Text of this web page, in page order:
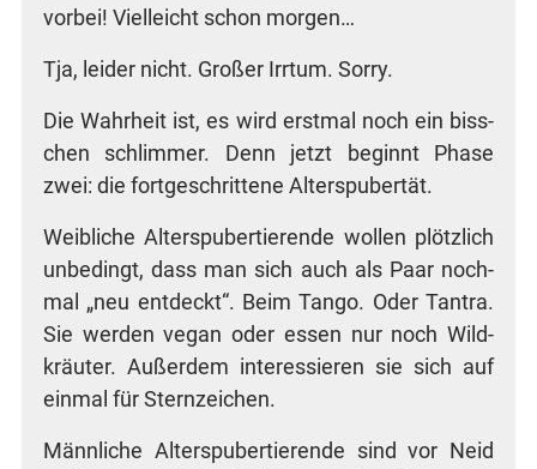
vor­bei! Viel­leicht schon morgen…
Tja, lei­der nicht. Gro­ßer Irr­tum. Sorry.
Die Wahr­heit ist, es wird erst­mal noch ein biss­
chen schlim­mer. Denn jetzt beginnt Pha­se
zwei: die fort­ge­schrit­te­ne Alterspubertät.
Weib­li­che Alters­pu­ber­tie­ren­de wol­len plötz­lich
unbe­dingt, dass man sich auch als Paar noch­
mal „neu ent­deckt“. Beim Tan­go. Oder Tan­tra.
Sie wer­den vegan oder essen nur noch Wild­
kräu­ter. Außer­dem inter­es­sie­ren sie sich auf
ein­mal für Sternzeichen.
Männ­li­che Alters­pu­ber­tie­ren­de sind vor Neid